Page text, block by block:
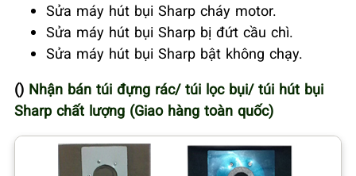
Sửa máy hút bụi Sharp cháy motor.
Sửa máy hút bụi Sharp bị đứt cầu chì.
Sửa máy hút bụi Sharp bật không chạy.
() Nhận bán túi đựng rác/ túi lọc bụi/ túi hút bụi
Sharp chất lượng (Giao hàng toàn quốc)